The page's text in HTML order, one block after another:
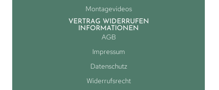
Montagevideos
VERTRAG WIDERRUFEN
INFORMATIONEN
AGB
Impressum
Datenschutz
Widerrufsrecht